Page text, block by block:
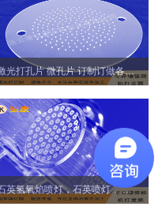
激光打孔片 微孔片 订制订做各种微孔石英片
石英氢氧焰喷灯，石英喷灯， 石英火头 1、10、20、36~~~芯